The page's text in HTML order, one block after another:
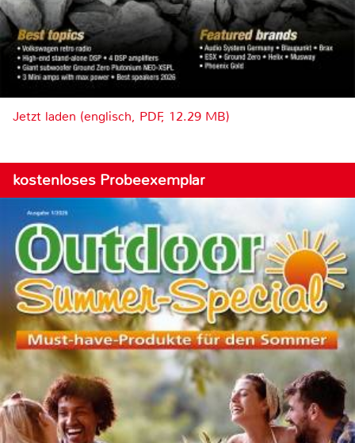
Jetzt laden (englisch, PDF, 12.29 MB)
kostenloses Probeexemplar